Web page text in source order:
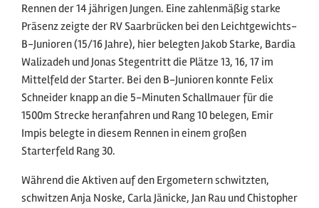
Rennen der 14 jährigen Jungen. Eine zahlenmäßig starke
Präsenz zeigte der RV Saarbrücken bei den Leichtgewichts-
B-Junioren (15/16 Jahre), hier belegten Jakob Starke, Bardia
Walizadeh und Jonas Stegentritt die Plätze 13, 16, 17 im
Mittelfeld der Starter. Bei den B-Junioren konnte Felix
Schneider knapp an die 5-Minuten Schallmauer für die
1500m Strecke heranfahren und Rang 10 belegen, Emir
Impis belegte in diesem Rennen in einem großen
Starterfeld Rang 30.
Während die Aktiven auf den Ergometern schwitzten,
schwitzen Anja Noske, Carla Jänicke, Jan Rau und Chistopher